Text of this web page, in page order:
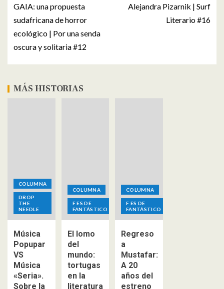
GAIA: una propuesta
sudafricana de horror
ecológico | Por una senda
oscura y solitaria #12
Alejandra Pizarnik | Surf
Literario #16
MÁS HISTORIAS
COLUMNA
DROP
THE
NEEDLE
Música
Popupar
VS
Música
«Seria».
Sobre la
COLUMNA
F ES DE
FANTÁSTICO
El lomo
del
mundo:
tortugas
en la
literatura
COLUMNA
F ES DE
FANTÁSTICO
Regreso
a
Mustafar:
A 20
años del
estreno